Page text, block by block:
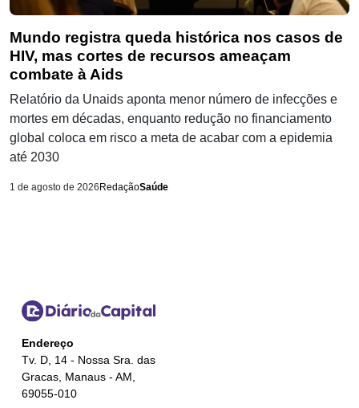
Mundo registra queda histórica nos casos de
HIV, mas cortes de recursos ameaçam
combate à Aids
Relatório da Unaids aponta menor número de infecções e
mortes em décadas, enquanto redução no financiamento
global coloca em risco a meta de acabar com a epidemia
até 2030
1 de agosto de 2026 RedaçãoSaúde
Endereço
Tv. D, 14 - Nossa Sra. das
Gracas, Manaus - AM,
69055-010